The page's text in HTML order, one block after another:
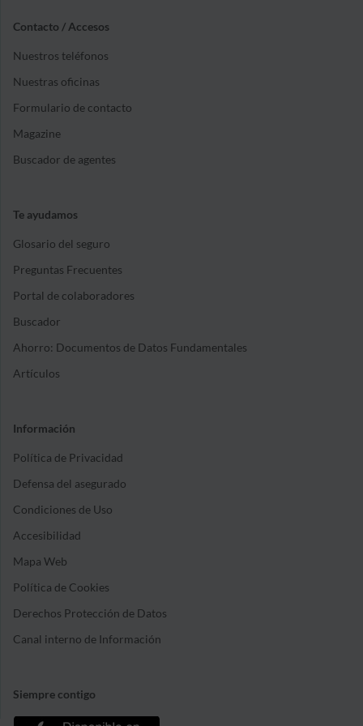
Contacto / Accesos
Nuestros teléfonos
Nuestras oficinas
Formulario de contacto
Magazine
Buscador de agentes
Te ayudamos
Glosario del seguro
Preguntas Frecuentes
Portal de colaboradores
Buscador
Ahorro: Documentos de Datos Fundamentales
Artículos
Información
Política de Privacidad
Defensa del asegurado
Condiciones de Uso
Accesibilidad
Mapa Web
Política de Cookies
Derechos Protección de Datos
Canal interno de Información
Siempre contigo